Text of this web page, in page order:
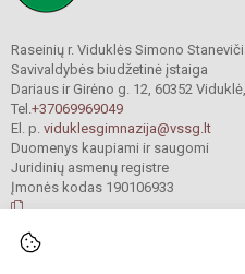
Raseinių r. Viduklės Simono
Savivaldybės biudžetinė įstaiga
Dariaus ir Girėno g. 12, 60352
Tel.+37069969049
El. p. viduklesgimnazija@vssg.lt
Duomenys kaupiami ir saugomi
Juridinių asmenų registre
Įmonės kodas 190106933